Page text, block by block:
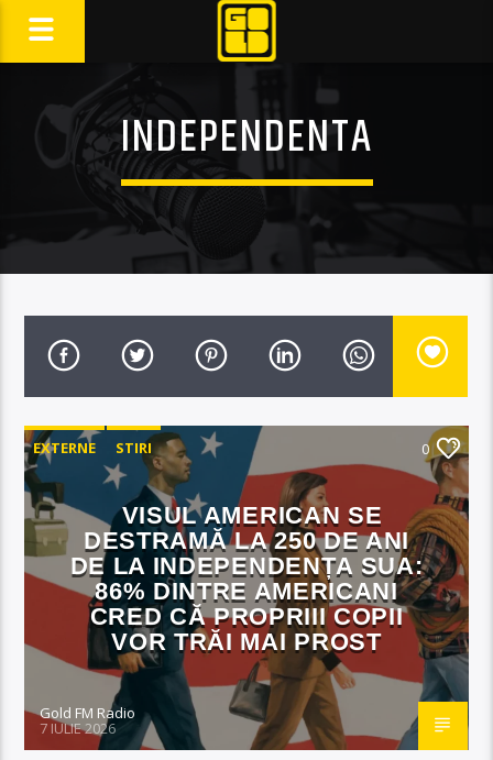
INDEPENDENTA
EXTERNE STIRI 0
VISUL AMERICAN SE
DESTRAMĂ LA 250 DE ANI
DE LA INDEPENDENȚA SUA:
86% DINTRE AMERICANI
CRED CĂ PROPRIII COPII
VOR TRĂI MAI PROST
Gold FM Radio
7 IULIE 2026